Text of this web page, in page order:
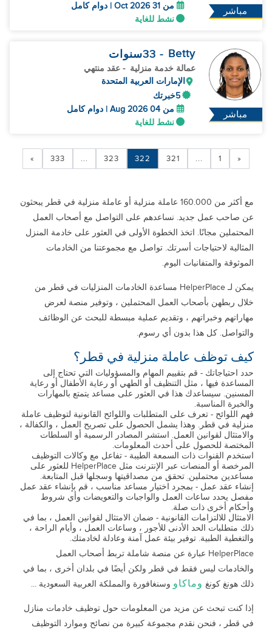
مباشر
من 31 Oct 2026 | دوام كامل
نشط للغاية
مباشر
Betty
- 33 سنوات
عمالة خدمة منزلية - عقد منتهي
الإمارات العربية المتحدة
5خبرتك
من 04 Aug 2026 | دوام كامل
نشط للغاية
«
1
...
321
322
323
...
333
»
مع أكثر من 160.000 عاملة منزلية أو عاملة منزلية في قطر يبحثون
عن صاحب عمل جديد. نساعدهم على التواصل مع أصحاب العمل
المحتملين مجانًا. اتخذ الخطوة الأولى في العثور على خادمة المنزل
المثالية لاحتياجات أسرتك. تواصل مع مجموعتنا من الخادمات
الموثوقة والمتفانيات اليوم.
يمكن لـ HelperPlace مساعدة الخادمات المنزليات في قطر من
خلال ربطهن بأصحاب العمل المحتملين ، وتوفير منصة لعرض
مهاراتهم وخبراتهم ، وتقديم عملية مبسطة للبحث عن الوظائف
والتواصل. كل هذا بدون أي رسوم.
كيف توظف عاملة منزلية في قطر؟
حدد احتياجاتك - قم بتقييم المهام والمسؤوليات التي تحتاج إلى
المساعدة فيها ، مثل التنظيف أو الطهي أو رعاية الأطفال أو رعاية
المسنين. سيساعدك هذا في العثور على مساعد يتمتع بالمهارات
والخبرة المناسبة.
فهم اللوائح - تعرف على المتطلبات واللوائح القانونية لتوظيف عاملة
منزلية في قطر. وهذا يشمل الحصول على تصريح العمل ، والكفالة ،
والامتثال لقوانين العمل. استشر المصادر الرسمية أو السلطات
المختصة للحصول على أحدث المعلومات.
استخدم القنوات ذات السمعة الطيبة - تفاعل مع وكالات التوظيف
المرخصة أو المنصات عبر الإنترنت مثل HelperPlace للعثور على
مساعدين محتملين. تحقق من مصداقيتها وسجلها قبل المتابعة.
إنشاء عقد عمل - بمجرد اختيار مساعد مناسب ، قم بإنشاء عقد عمل
مفصل يحدد ساعات العمل والواجبات والتعويضات وأي شروط
وأحكام أخرى ذات صلة.
الامتثال للالتزامات القانونية - ضمان الامتثال لقوانين العمل ، بما في
ذلك متطلبات الحد الأدنى للأجور ، وساعات العمل ، وأيام الراحة ،
والتغطية الطبية. توفير بيئة عمل آمنة وعادلة لخادمتك.
HelperPlace عبارة عن منصة شاملة تربط أصحاب العمل
والخادمات ليس فقط في قطر ولكن أيضًا في بلدان أخرى ، بما في
ذلك هونغ كونغ وماكاو وسنغافورة والمملكة العربية السعودية ...
إذا كنت تبحث عن مزيد من المعلومات حول توظيف خادمات منازل
في قطر ، فنحن نقدم مجموعة كبيرة من نصائح وموارد التوظيف